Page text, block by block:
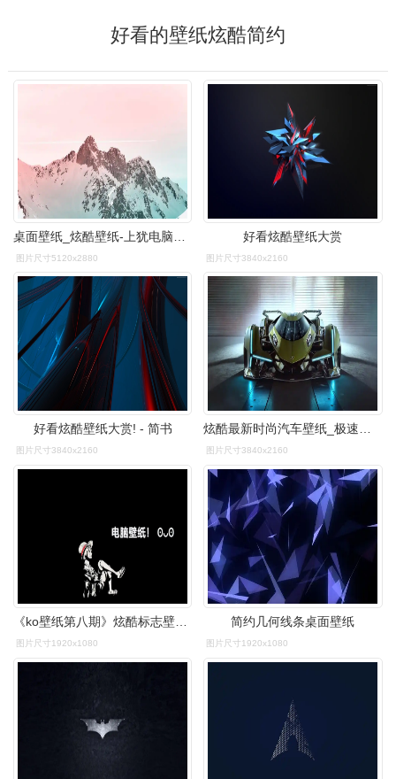
好看的壁纸炫酷简约
图片尺寸5120x2880
好看炫酷壁纸大赏
图片尺寸3840x2160
好看炫酷壁纸大赏! - 简书
图片尺寸3840x2160
炫酷最新时尚汽车壁纸_极速飙车的快感
图片尺寸3840x2160
图片尺寸1920x1080
简约几何线条桌面壁纸
图片尺寸1920x1080